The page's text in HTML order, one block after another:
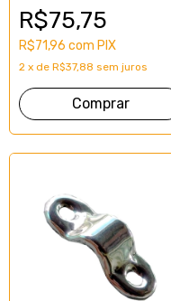
R$75,75
R$71,96 com PIX
2 x de R$37,88 sem juros
Comprar